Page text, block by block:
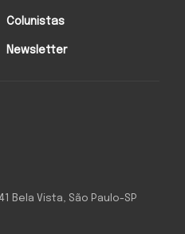
Bela Vista, São Paulo-SP
Colunistas
Newsletter